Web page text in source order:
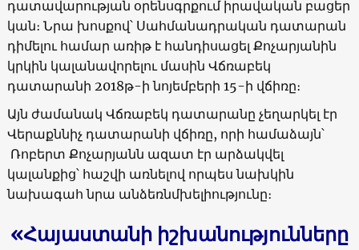
դատավարության օրենսգրքում իրավական բացեր
կան։ Նրա խոսքով՝ Սահմանադրական դատարան
դիմելու համար առիթ է հանդիսացել Քոչարյանին
կրկին կալանավորելու մասին Վճռաբեկ
դատարանի 2018թ-ի նոյեմբերի 15-ի վճիռը։
Այն ժամանակ Վճռաբեկ դատարանը չեղարկել էր
Վերաքննիչ դատարանի վճիռը, որի համաձայն՝
Ռոբերտ Քոչարյանն ազատ էր արձակվել
կալանքից՝ հաշվի առնելով որպես նախկին
նախագահ նրա անձեռնմխելիությունը։
«Հայաստանի իշխանությունները